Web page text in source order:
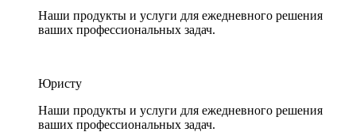
Наши продукты и услуги для ежедневного решения
ваших профессиональных задач.
Юристу
Наши продукты и услуги для ежедневного решения
ваших профессиональных задач.